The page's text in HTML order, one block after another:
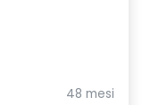
48 mesi